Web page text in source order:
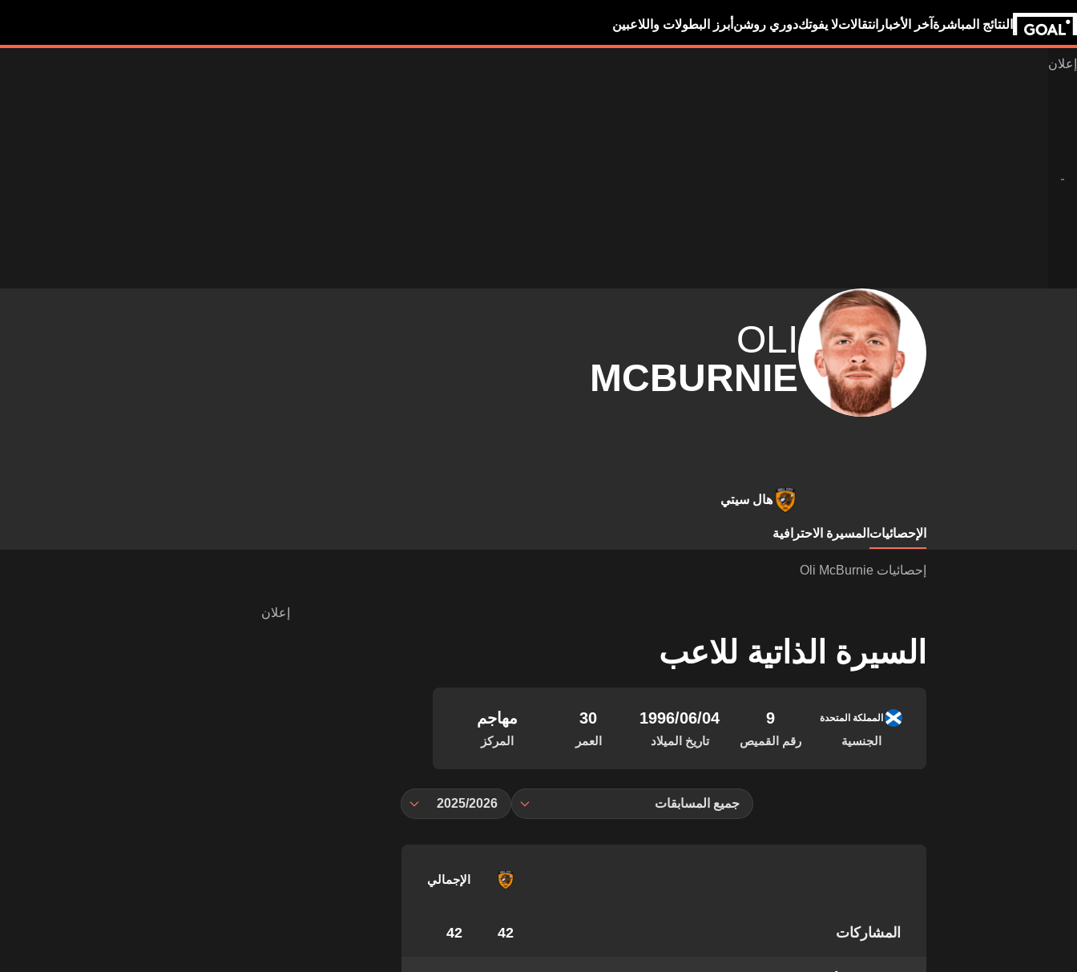
النتائج المباشرة آخر الأخبار انتقالاتلا يفوتكدوري روشن أبرز البطولات واللاعبين
OLI
MCBURNIE
هال سيتي
الإحصائيات المسيرة الاحترافية
إحصائيات Oli McBurnie
السيرة الذاتية للاعب
المملكة المتحدة
الجنسية
9
رقم القميص
04‏/06‏/1996
تاريخ الميلاد
30
العمر
مهاجم
المركز
جميع المسابقات 2025/2026
الإجمالي
المشاركات 42
42